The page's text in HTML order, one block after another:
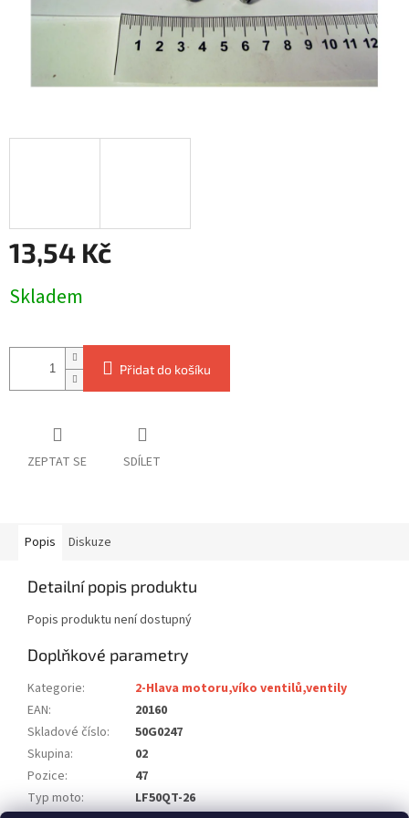
13,54 Kč
cena:
Skladem
Přidat do košíku
ZEPTAT SE SDÍLET
Popis Diskuze
Detailní popis produktu
Popis produktu není dostupný
Doplňkové parametry
Kategorie:
2-Hlava motoru,víko ventilů,ventily
EAN:
20160
Skladové číslo:
50G0247
Skupina:
02
Pozice:
47
Typ moto:
LF50QT-26